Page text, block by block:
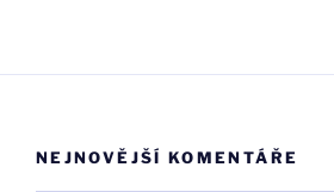
NEJNOVĚJŠÍ KOMENTÁŘE